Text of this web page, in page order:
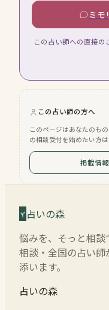
ミモ
この占い師への直接
この占い師の方へ
このページはあなたのも
の相談受付を始めたい方
掲載情
占いの森
悩みを、そっと相談
相談・全国の占い師
添います。
占いの森